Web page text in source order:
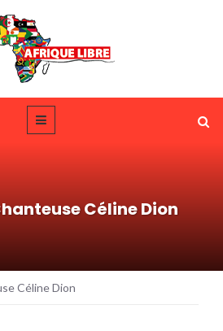
Céline Dion
Céline Dion